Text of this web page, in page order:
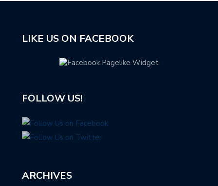
LIKE US ON FACEBOOK
FOLLOW US!
ARCHIVES